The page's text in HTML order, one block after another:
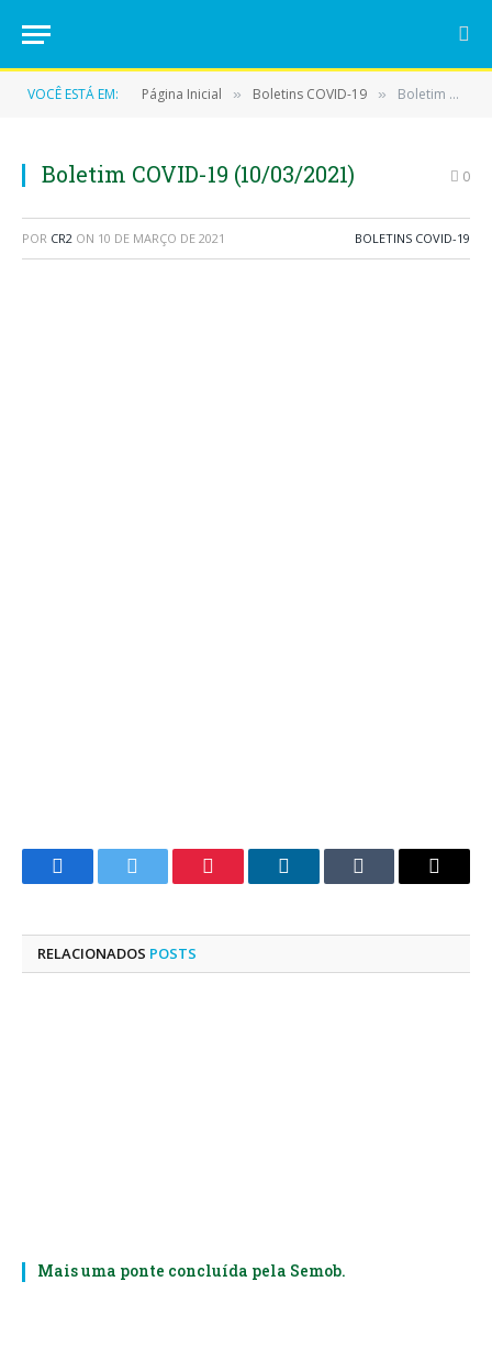
VOCÊ ESTÁ EM: Página Inicial » Boletins COVID-19 » Boletim COVID-19 (10/03/2021)
Boletim COVID-19 (10/03/2021) 0
POR CR2 ON 10 DE MARÇO DE 2021 BOLETINS COVID-19
FacebookTwitter Pinterest LinkedInTumblr
E-
RELACIONADOS POSTS
Mais uma ponte concluída pela Semob.